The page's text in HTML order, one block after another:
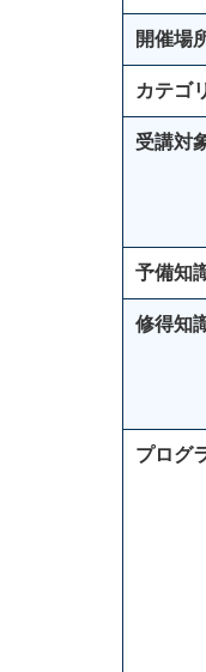
開催場
カテゴ
受講対
予備知
修得知
プログ